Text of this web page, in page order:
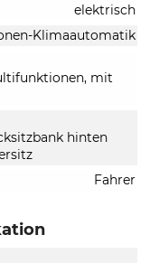
elektrisch
Klimaautomatik
mit
hinten
Fahrer